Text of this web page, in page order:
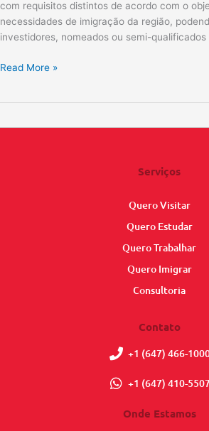
com requisitos distintos de acordo com o
necessidades de imigração da região,
investidores, nomeados ou semi-qualificados
Read More »
Serviços
Quero Visitar
Quero Estudar
Quero Trabalhar
Quero Imigrar
Consultoria
Contato
+1 (647) 466-
+1 (647) 410-
Onde Estamos